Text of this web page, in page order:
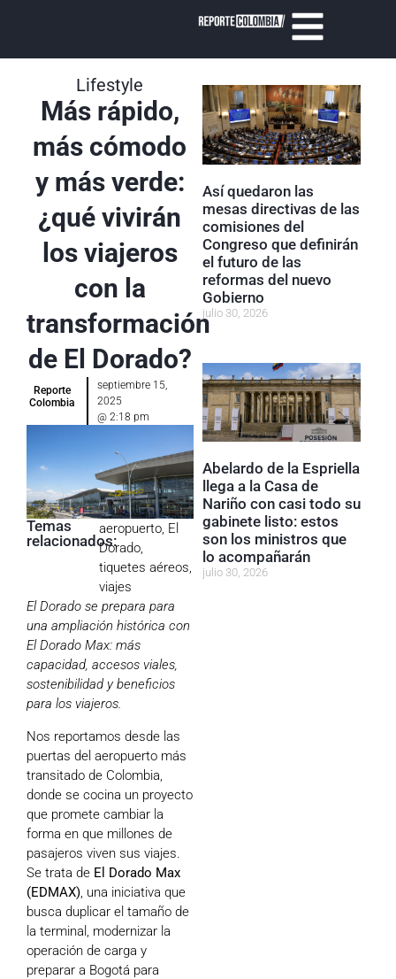
Lifestyle
Más rápido,
más cómodo
y más verde:
¿qué vivirán
los viajeros
con la
transformación
de El Dorado?
Reporte
Colombia
septiembre 15,
2025
@ 2:18 pm
Temas
relacionados:
aeropuerto, El
Dorado,
tiquetes aéreos,
viajes
El Dorado se prepara para
una ampliación histórica con
El Dorado Max: más
capacidad, accesos viales,
sostenibilidad y beneficios
para los viajeros.
Nos reportamos desde las
puertas del aeropuerto más
transitado de Colombia,
donde se cocina un proyecto
que promete cambiar la
forma en que millones de
pasajeros viven sus viajes.
Se trata de El Dorado Max
(EDMAX), una iniciativa que
busca duplicar el tamaño de
la terminal, modernizar la
operación de carga y
preparar a Bogotá para
Así quedaron las
mesas directivas de las
comisiones del
Congreso que definirán
el futuro de las
reformas del nuevo
Gobierno
julio 30, 2026
Abelardo de la Espriella
llega a la Casa de
Nariño con casi todo su
gabinete listo: estos
son los ministros que
lo acompañarán
julio 30, 2026